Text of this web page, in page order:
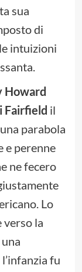
sua
di
intuizioni
Howard
Fairfield il
parabola
e perenne
ne fecero
Lo
verso la
fu